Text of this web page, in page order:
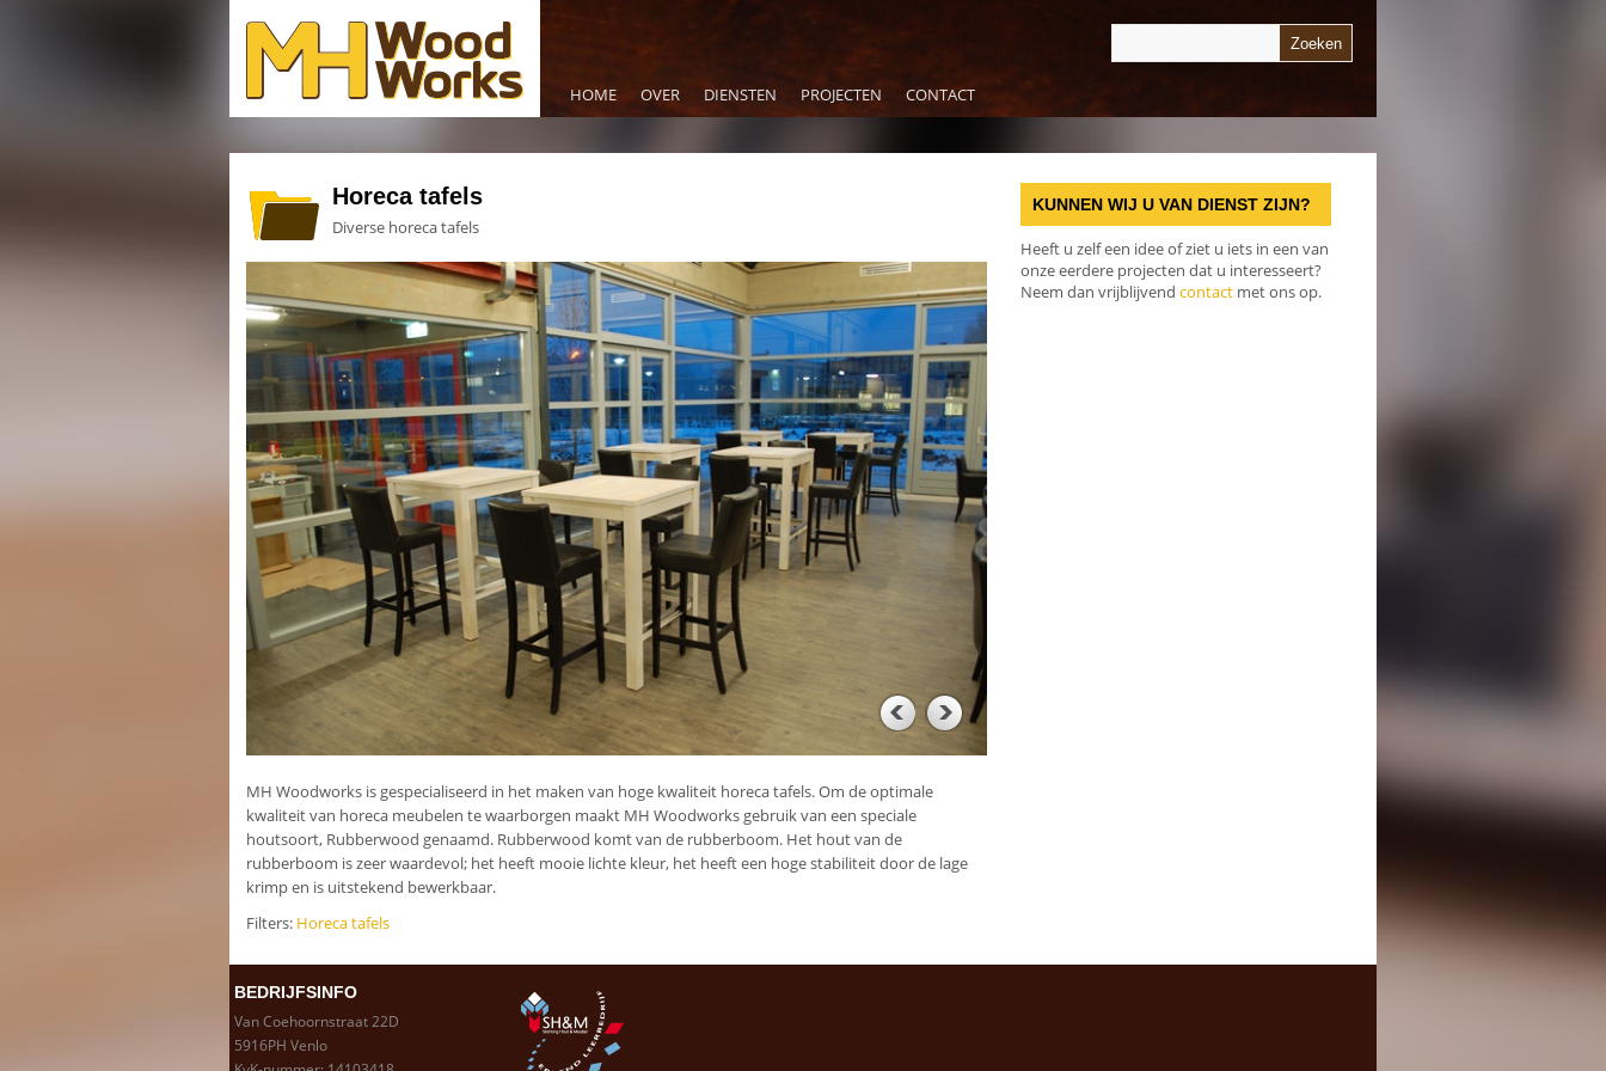
HOME OVER DIENSTEN PROJECTEN CONTACT
Horeca tafels
Diverse horeca tafels
MH Woodworks is gespecialiseerd in het maken van hoge kwaliteit horeca tafels. Om de optimale
kwaliteit van horeca meubelen te waarborgen maakt MH Woodworks gebruik van een speciale
houtsoort, Rubberwood genaamd. Rubberwood komt van de rubberboom. Het hout van de
rubberboom is zeer waardevol; het heeft mooie lichte kleur, het heeft een hoge stabiliteit door de lage
krimp en is uitstekend bewerkbaar.
Filters: Horeca tafels
KUNNEN WIJ U VAN DIENST ZIJN?
Heeft u zelf een idee of ziet u iets in een van
onze eerdere projecten dat u interesseert?
Neem dan vrijblijvend contact met ons op.
BEDRIJFSINFO
Van Coehoornstraat 22D
5916PH Venlo